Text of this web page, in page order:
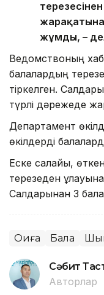
жұмды, –
Ведомствоның
балалардың
тіркелген.
түрлі дәрежеде
Департамент
өкілдерді
Еске салайық,
терезеден
Салдарынан 3 бала
Оқиға Бала
Сәбит
Авторлар